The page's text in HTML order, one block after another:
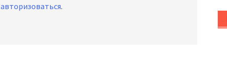
авторизоваться.